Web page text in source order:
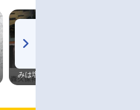
みは塩だけ